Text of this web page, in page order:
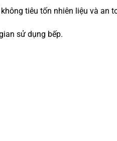
tiêu tốn nhiên liệu và an
sử dụng bếp.